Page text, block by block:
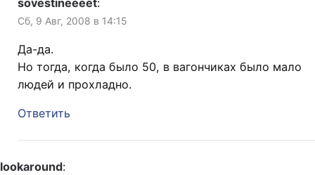
sovestineeeet:
Сб, 9 Авг, 2008 в 14:15
Да-да.
Но тогда, когда было 50, в вагончиках было мало
людей и прохладно.
Ответить
lookaround: